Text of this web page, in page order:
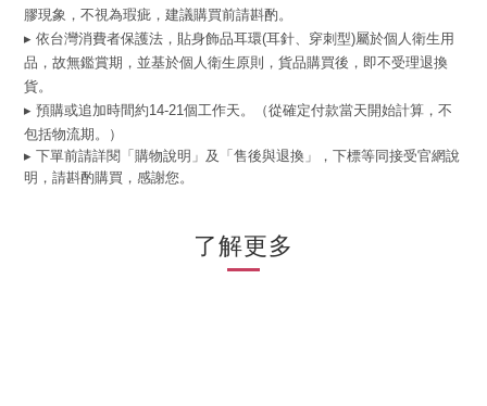
膠現象，不視為瑕疵，建議購買前請斟酌。
▸ 依台灣消費者保護法，貼身飾品耳環(耳針、穿刺型)屬於個人衛生用
品，故無鑑賞期，並基於個人衛生原則，貨品購買後，即不受理退換
貨。
▸ 預購或追加時間約14-21個工作天。（從確定付款當天開始計算，不
包括物流期。）
▸ 下單前請詳閱「購物說明」及「售後與退換」，下標等同接受官網說
明，請斟酌購買，感謝您。
了解更多